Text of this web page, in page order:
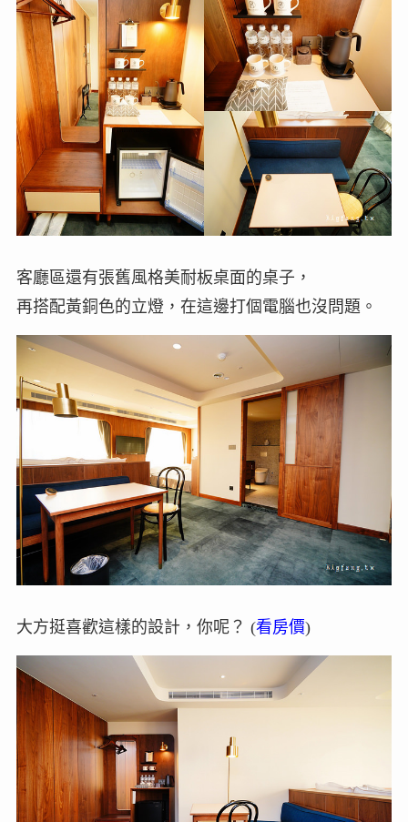
客廳區還有張舊風格美耐板桌面的桌子，
再搭配黃銅色的立燈，在這邊打個電腦也沒問題。
大方挺喜歡這樣的設計，你呢？ (看房價)